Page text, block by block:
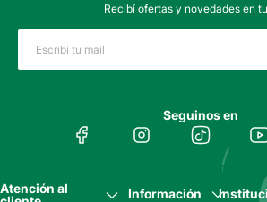
Recibí ofertas y novedades en
Seguinos en
Atención al
Información